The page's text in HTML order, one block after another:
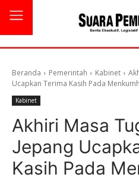
Beranda Pemerintah Kabinet
Ucapkan Terima Kasih Pada
Kabinet
Akhiri Masa
Jepang
Kasih Pada